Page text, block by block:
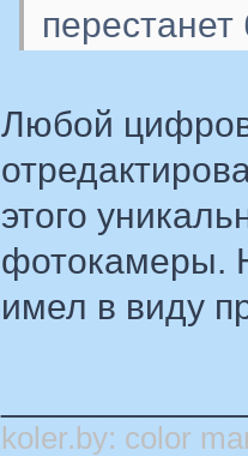
Любой
этого
фотокамеры.
имел в виду
koler.by: color